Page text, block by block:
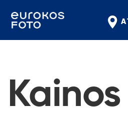
Kainos